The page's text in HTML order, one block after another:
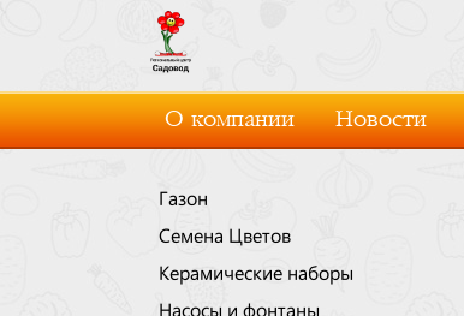
О компании Новости
Газон
Семена Цветов
Керамические наборы
Насосы и фонтаны